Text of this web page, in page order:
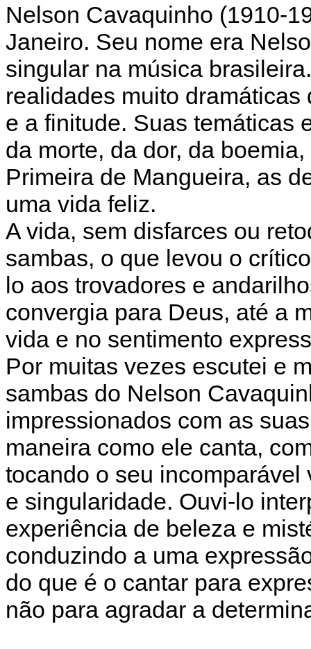
Nelson Cavaquinho (1910-
Janeiro. Seu nome era
singular na música
realidades muito
e a finitude. Suas temáticas
da morte, da dor, da
Primeira de Mangueira, as
uma vida feliz.
A vida, sem disfarces ou
sambas, o que levou o
lo aos trovadores e
convergia para Deus, até a
vida e no sentimento
Por muitas vezes escutei e
sambas do Nelson
impressionados com as
maneira como ele canta,
tocando o seu
e singularidade. Ouvi-lo
experiência de beleza e
conduzindo a uma
do que é o cantar para
não para agradar a